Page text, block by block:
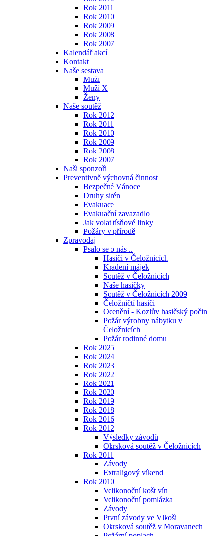
Rok 2011
Rok 2010
Rok 2009
Rok 2008
Rok 2007
Kalendář akcí
Kontakt
Naše sestava
Muži
Muži X
Ženy
Naše soutěž
Rok 2012
Rok 2011
Rok 2010
Rok 2009
Rok 2008
Rok 2007
Naši sponzoři
Preventivně výchovná činnost
Bezpečné Vánoce
Druhy sirén
Evakuace
Evakuační zavazadlo
Jak volat tísňové linky
Požáry v přírodě
Zpravodaj
Psalo se o nás ..
Hasiči v Čeložnicích
Kradení májek
Soutěž v Čeložnicích
Naše hasičky
Soutěž v Čeložnicích 2009
Čeložničtí hasiči
Ocenění - Kozlův hasičský počin
Požár výrobny nábytku v
Čeložnicích
Požár rodinné domu
Rok 2025
Rok 2024
Rok 2023
Rok 2022
Rok 2021
Rok 2020
Rok 2019
Rok 2018
Rok 2016
Rok 2012
Výsledky závodů
Okrsková soutěž v Čeložnicích
Rok 2011
Závody
Extraligový víkend
Rok 2010
Velikonoční košt vín
Velikonoční pomlázka
Závody
První závody ve Vlkoši
Okrsková soutěž v Moravanech